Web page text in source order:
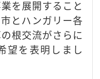
を展開すること
とハンガリー各
根交流がさらに
望を表明しまし